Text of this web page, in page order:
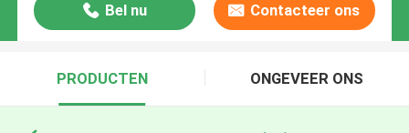
Bel nu Contacteer ons
PRODUCTEN ONGEVEER ONS